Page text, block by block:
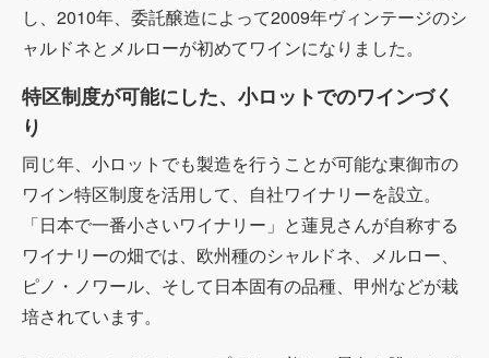
し、2010年、委託醸造によって2009年ヴィンテージのシ
ャルドネとメルローが初めてワインになりました。
特区制度が可能にした、小ロットでのワインづく
り
同じ年、小ロットでも製造を行うことが可能な東御市の
ワイン特区制度を活用して、自社ワイナリーを設立。
「日本で一番小さいワイナリー」と蓮見さんが自称する
ワイナリーの畑では、欧州種のシャルドネ、メルロー、
ピノ・ノワール、そして日本固有の品種、甲州などが栽
培されています。